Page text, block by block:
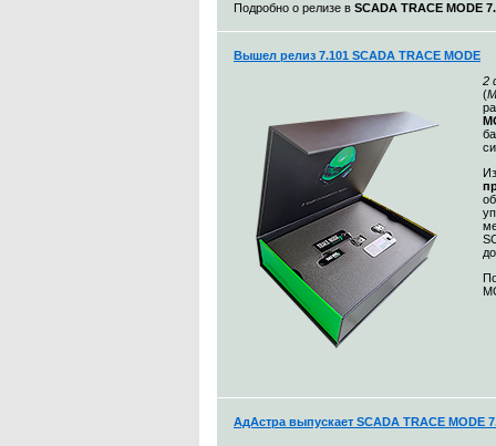
Подробно о релизе в SCADA TRACE MODE
Вышел релиз 7.101 SCADA TRACE MODE
2
(
АдАстра выпускает SCADA TRACE MODE